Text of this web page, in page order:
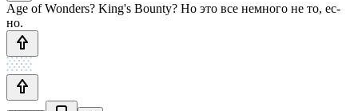
Age of Wonders? King's Bounty? Но это все немного не то, ес-
но.